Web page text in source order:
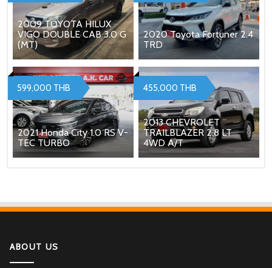
2009 TOYOTA HILUX
VIGO DOUBLE CAB 3.0 G
(MT)
2020 Toyota Fortuner 2.4
TRD
2021 Honda City 1.0 RS V-
TEC TURBO
599,000 THB
2013 CHEVROLET
TRAILBLAZER 2.8 LT
4WD A/T
455,000 THB
ABOUT US